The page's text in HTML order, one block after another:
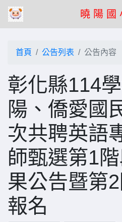
曉 陽 國
首頁 公告列表 公告內容
彰化縣114
陽、僑愛國
次共聘英語
師甄選第1
果公告暨第
報名